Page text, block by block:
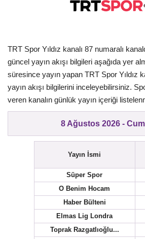
TRT Spor Yıldız kanalı 87 numaralı
güncel yayın akışı bilgileri aşağıda yer
süresince yayın yapan TRT Spor Yıldız
yayın akışı bilgilerini inceleyebilirsiniz.
veren kanalın günlük yayın içeriği
8 Ağustos 2026 -
Yayın İsmi
Süper Spor
O Benim Hocam
Haber Bülteni
Elmas Lig Londra
Toprak Razgatlıoğlu...